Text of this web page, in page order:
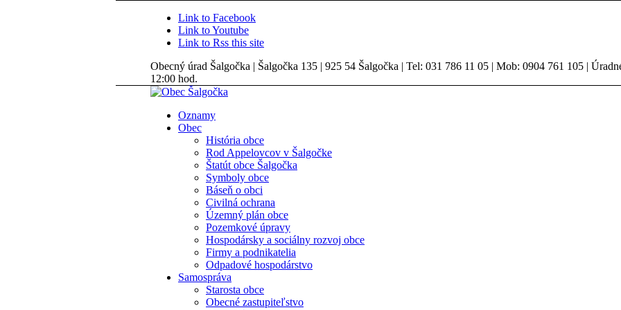
Link to Facebook
Link to Youtube
Link to Rss this site
Obecný úrad Šalgočka | Šalgočka 135 | 925 54 Šalgočka | Tel: 031 786 11 05 | Mob: 0904 761 105 |
12:00 hod.
Oznamy
Obec
História obce
Rod Appelovcov v Šalgočke
Štatút obce Šalgočka
Symboly obce
Báseň o obci
Civilná ochrana
Územný plán obce
Pozemkové úpravy
Hospodársky a sociálny rozvoj obce
Firmy a podnikatelia
Odpadové hospodárstvo
Samospráva
Starosta obce
Obecné zastupiteľstvo